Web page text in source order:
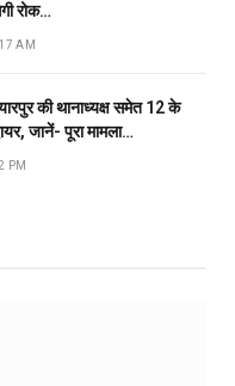
रोक…
AM
की थानाध्यक्ष समेत 12 के
जानें- पूरा मामला…
PM